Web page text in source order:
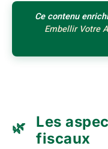
Ce contenu
Embellir Votre
Les
fiscaux